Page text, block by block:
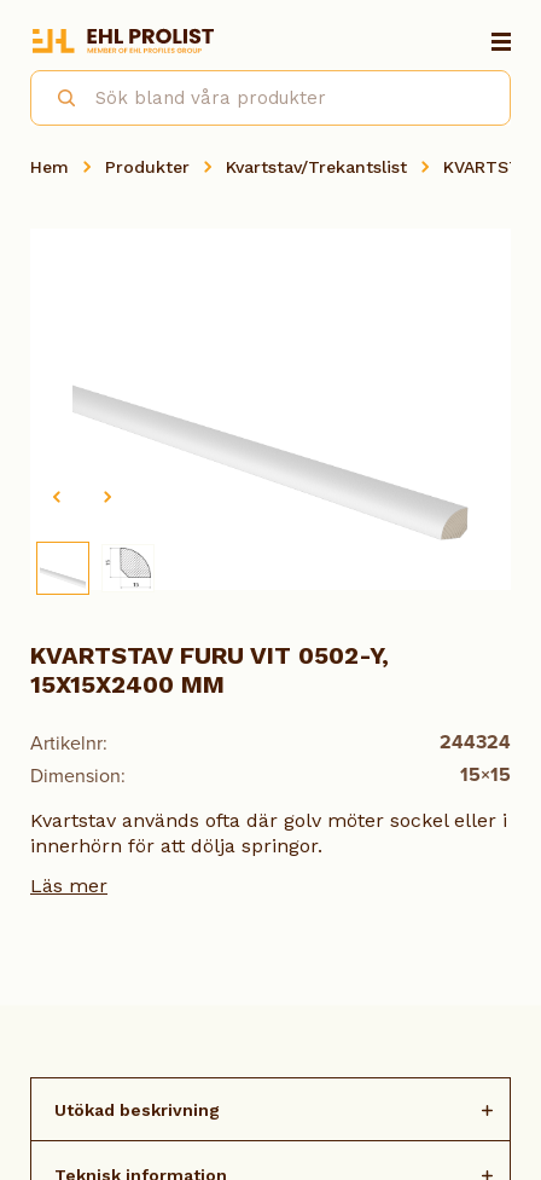
Hem Produkter Kvartstav/Trekantslist
Artikelnr: 244324
Dimension: 15×15
KVARTSTAV FURU VIT 0502-Y,
15X15X2400 MM
Kvartstav används ofta där golv möter sockel eller i
innerhörn för att dölja springor.
Läs mer
Utökad beskrivning
Teknisk information